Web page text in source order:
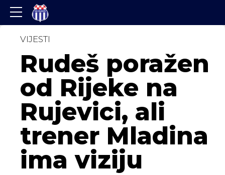
VIJESTI
Rudeš poražen
od Rijeke na
Rujevici, ali
trener Mladina
ima viziju